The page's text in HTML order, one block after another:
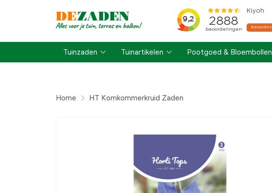
Tuinzaden Tuinartikelen Pootgoed & Bloembollen
Home HT Komkommerkruid Zaden